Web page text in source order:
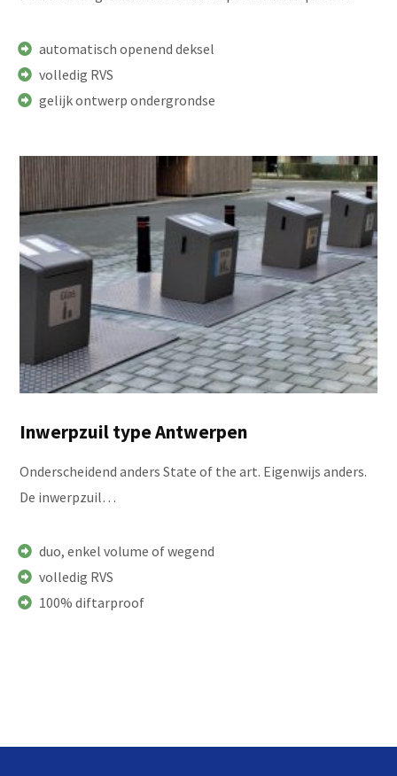
automatisch openend deksel
volledig RVS
gelijk ontwerp ondergrondse
Inwerpzuil type Antwerpen
Onderscheidend anders State of the art. Eigenwijs anders.
De inwerpzuil…
duo, enkel volume of wegend
volledig RVS
100% diftarproof